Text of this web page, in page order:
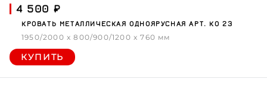
4 500 ₽
КРОВАТЬ МЕТАЛЛИЧЕСКАЯ ОДНОЯРУСНАЯ АРТ. КО 23
1950/2000 x 800/900/1200 x 760 мм
КУПИТЬ